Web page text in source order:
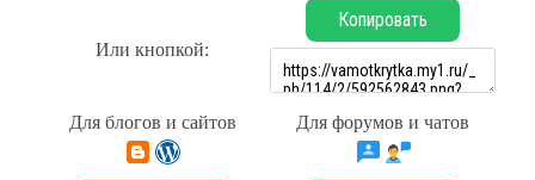
Или кнопкой:
Копировать
Для блогов и сайтов Для форумов и чатов